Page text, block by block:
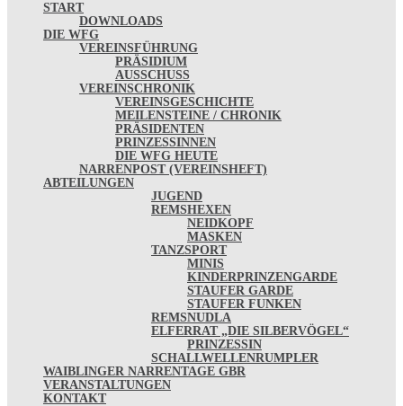
START
DOWNLOADS
DIE WFG
VEREINSFÜHRUNG
PRÄSIDIUM
AUSSCHUSS
VEREINSCHRONIK
VEREINSGESCHICHTE
MEILENSTEINE / CHRONIK
PRÄSIDENTEN
PRINZESSINNEN
DIE WFG HEUTE
NARRENPOST (VEREINSHEFT)
ABTEILUNGEN
JUGEND
REMSHEXEN
NEIDKOPF
MASKEN
TANZSPORT
MINIS
KINDERPRINZENGARDE
STAUFER GARDE
STAUFER FUNKEN
REMSNUDLA
ELFERRAT „DIE SILBERVÖGEL“
PRINZESSIN
SCHALLWELLENRUMPLER
WAIBLINGER NARRENTAGE GBR
VERANSTALTUNGEN
KONTAKT